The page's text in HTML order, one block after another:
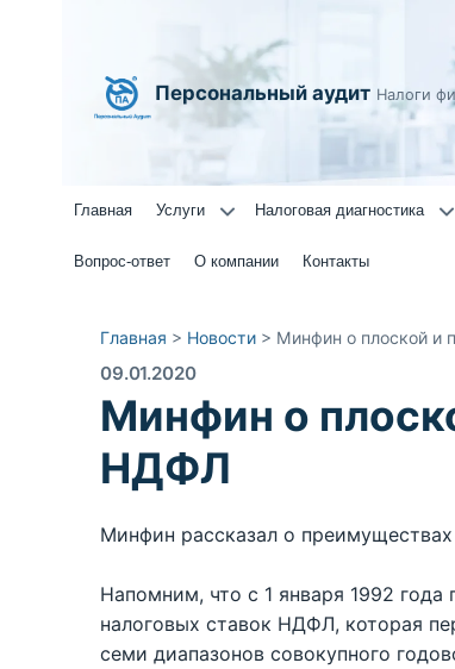
Персональный аудит Налоги
Главная Услуги Налоговая диагностика
Вопрос-ответ О компании Контакты
Главная > Новости > Минфин о плоской и
09.01.2020
Минфин о
НДФЛ
Минфин рассказал о
Напомним, что с 1 января 1992
налоговых ставок НДФЛ, которая
семи диапазонов совокупного